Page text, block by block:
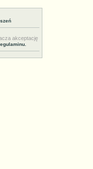
akceptację